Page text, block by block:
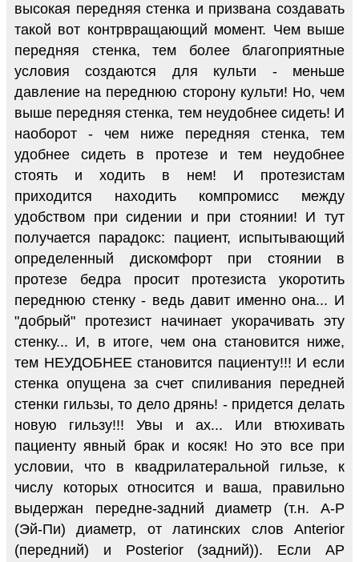
высокая передняя стенка и призвана создавать
такой вот контрвращающий момент. Чем выше
передняя стенка, тем более благоприятные
условия создаются для культи - меньше
давление на переднюю сторону культи! Но, чем
выше передняя стенка, тем неудобнее сидеть! И
наоборот - чем ниже передняя стенка, тем
удобнее сидеть в протезе и тем неудобнее
стоять и ходить в нем! И протезистам
приходится находить компромисс между
удобством при сидении и при стоянии! И тут
получается парадокс: пациент, испытывающий
определенный дискомфорт при стоянии в
протезе бедра просит протезиста укоротить
переднюю стенку - ведь давит именно она... И
"добрый" протезист начинает укорачивать эту
стенку... И, в итоге, чем она становится ниже,
тем НЕУДОБНЕЕ становится пациенту!!! И если
стенка опущена за счет спиливания передней
стенки гильзы, то дело дрянь! - придется делать
новую гильзу!!! Увы и ах... Или втюхивать
пациенту явный брак и косяк! Но это все при
условии, что в квадрилатеральной гильзе, к
числу которых относится и ваша, правильно
выдержан передне-задний диаметр (т.н. А-Р
(Эй-Пи) диаметр, от латинских слов Anterior
(передний) и Posterior (задний)). Если АР